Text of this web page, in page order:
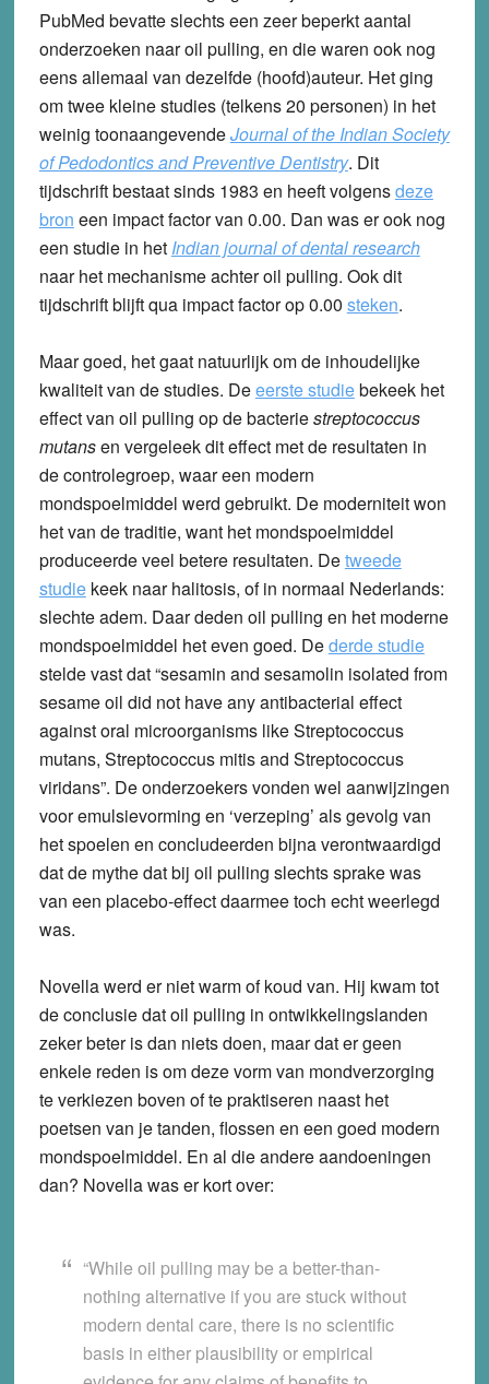
PubMed bevatte slechts een zeer beperkt aantal
onderzoeken naar oil pulling, en die waren ook nog
eens allemaal van dezelfde (hoofd)auteur. Het ging
om twee kleine studies (telkens 20 personen) in het
weinig toonaangevendeJournal of the Indian Society
of Pedodontics and Preventive Dentistry. Dit
tijdschrift bestaat sinds 1983 en heeft volgensdeze
bron een impact factor van 0.00. Dan was er ook nog
een studie in het Indian journal of dental research
naar het mechanisme achter oil pulling. Ook dit
tijdschrift blijft qua impact factor op 0.00 steken.
Maar goed, het gaat natuurlijk om de inhoudelijke
kwaliteit van de studies. Deeerste studiebekeek het
effect van oil pulling op de bacteriestreptococcus
mutansen vergeleek dit effect met de resultaten in
de controlegroep, waar een modern
mondspoelmiddel werd gebruikt. De moderniteit won
het van de traditie, want het mondspoelmiddel
produceerde veel betere resultaten. Detweede
studiekeek naar halitosis, of in normaal Nederlands:
slechte adem. Daar deden oil pulling en het moderne
mondspoelmiddel het even goed. Dederde studie
stelde vast dat “sesamin and sesamolin isolated from
sesame oil did not have any antibacterial effect
against oral microorganisms like Streptococcus
mutans, Streptococcus mitis and Streptococcus
viridans”. De onderzoekers vonden wel aanwijzingen
voor emulsievorming en ‘verzeping’ als gevolg van
het spoelen en concludeerden bijna verontwaardigd
dat de mythe dat bij oil pulling slechts sprake was
van een placebo-effect daarmee toch echt weerlegd
was.
Novella werd er niet warm of koud van. Hij kwam tot
de conclusie dat oil pulling in ontwikkelingslanden
zeker beter is dan niets doen, maar dat er geen
enkele reden is om deze vorm van mondverzorging
te verkiezen boven of te praktiseren naast het
poetsen van je tanden, flossen en een goed modern
mondspoelmiddel. En al die andere aandoeningen
dan? Novella was er kort over:
“While oil pulling may be a better-than-
nothing alternative if you are stuck without
modern dental care, there is no scientific
basis in either plausibility or empirical